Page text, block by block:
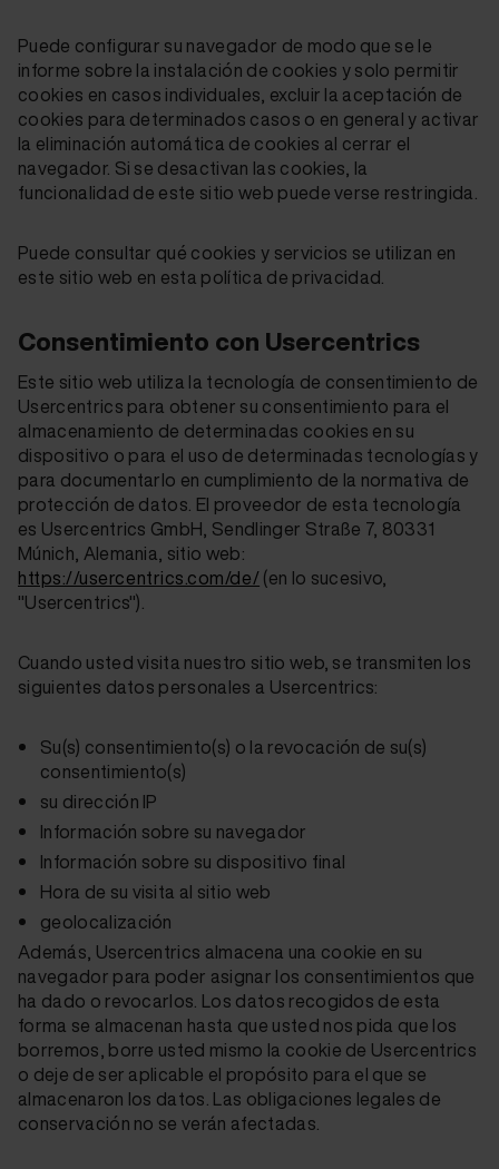
Puede configurar su navegador de modo que se le
informe sobre la instalación de cookies y solo permitir
cookies en casos individuales, excluir la aceptación de
cookies para determinados casos o en general y activar
la eliminación automática de cookies al cerrar el
navegador. Si se desactivan las cookies, la
funcionalidad de este sitio web puede verse restringida.
Puede consultar qué cookies y servicios se utilizan en
este sitio web en esta política de privacidad.
Consentimiento con Usercentrics
Este sitio web utiliza la tecnología de consentimiento de
Usercentrics para obtener su consentimiento para el
almacenamiento de determinadas cookies en su
dispositivo o para el uso de determinadas tecnologías y
para documentarlo en cumplimiento de la normativa de
protección de datos. El proveedor de esta tecnología
es Usercentrics GmbH, Sendlinger Straße 7, 80331
Múnich, Alemania, sitio web:
https://usercentrics.com/de/(en lo sucesivo,
"Usercentrics").
Cuando usted visita nuestro sitio web, se transmiten los
siguientes datos personales a Usercentrics:
Su(s) consentimiento(s) o la revocación de su(s)
consentimiento(s)
su dirección IP
Información sobre su navegador
Información sobre su dispositivo final
Hora de su visita al sitio web
geolocalización
Además, Usercentrics almacena una cookie en su
navegador para poder asignar los consentimientos que
ha dado o revocarlos. Los datos recogidos de esta
forma se almacenan hasta que usted nos pida que los
borremos, borre usted mismo la cookie de Usercentrics
o deje de ser aplicable el propósito para el que se
almacenaron los datos. Las obligaciones legales de
conservación no se verán afectadas.